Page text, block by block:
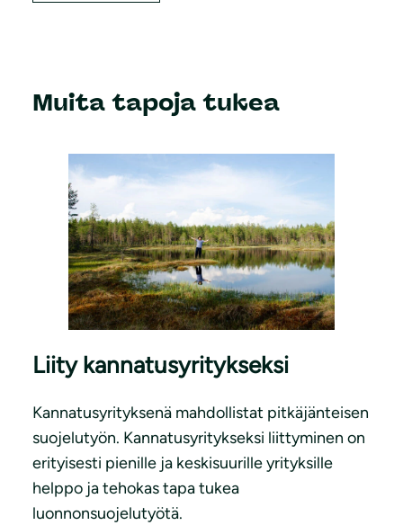
Muita tapoja tukea
Liity kannatusyritykseksi
Kannatusyrityksenä mahdollistat pitkäjänteisen
suojelutyön. Kannatusyritykseksi liittyminen on
erityisesti pienille ja keskisuurille yrityksille
helppo ja tehokas tapa tukea
luonnonsuojelutyötä.